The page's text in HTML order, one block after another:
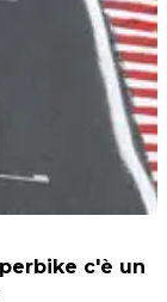
c'è un